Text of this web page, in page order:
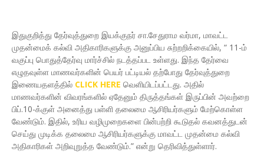
இதுகுறித்து தேர்வுத்துறை இயக்குநர் சா.சேதுராம வர்மா, மாவட்ட
முதன்மைக் கல்வி அதிகாரிகளுக்கு அனுப்பிய சுற்றறிக்கையில், “ 11-ம்
வகுப்பு பொதுத்தேர்வு மார்ச்சில் நடத்தப்பட உள்ளது. இந்த தேர்வை
எழுதவுள்ள மாணவர்களின் பெயர் பட்டியல் தற்போது தேர்வுத்துறை
இணையதளத்தில் CLICK HERE வெளியிடப்பட்டது. அதில்
மாணவர்களின் விவரங்களில் ஏதேனும் திருத்தங்கள் இருப்பின் அவற்றை
பிப்.10-க்குள் அனைத்து பள்ளி தலைமை ஆசிரியர்களும் மேற்கொள்ள
வேண்டும். இதில், உரிய வழிமுறைகளை பின்பற்றி கூடுதல் கவனத்துடன்
செய்து முடிக்க தலைமை ஆசிரியர்களுக்கு மாவட்ட முதன்மை கல்வி
அதிகாரிகள் அறிவுறுத்த வேண்டும்.” என்று தெரிவித்துள்ளார்.